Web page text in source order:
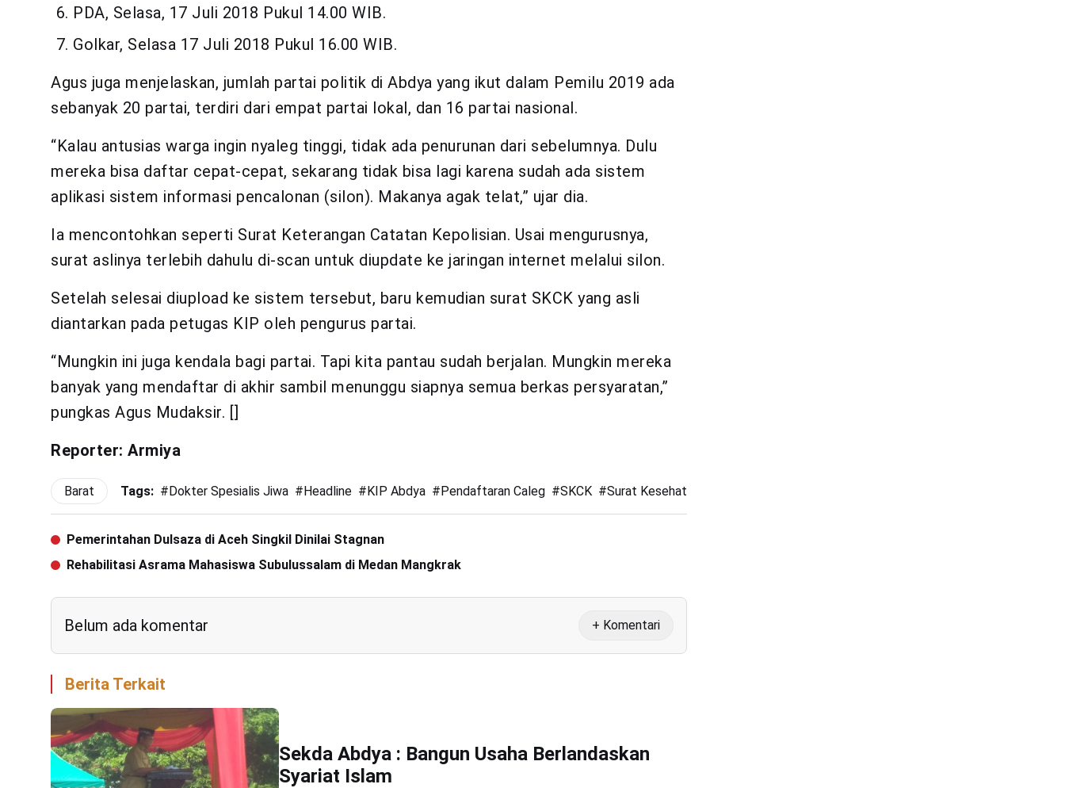
PDA, Selasa, 17 Juli 2018 Pukul 14.00 WIB.
Golkar, Selasa 17 Juli 2018 Pukul 16.00 WIB.
Agus juga menjelaskan, jumlah partai politik di Abdya yang ikut dalam Pemilu 2019 ada
sebanyak 20 partai, terdiri dari empat partai lokal, dan 16 partai nasional.
“Kalau antusias warga ingin nyaleg tinggi, tidak ada penurunan dari sebelumnya. Dulu
mereka bisa daftar cepat-cepat, sekarang tidak bisa lagi karena sudah ada sistem
aplikasi sistem informasi pencalonan (silon). Makanya agak telat,” ujar dia.
Ia mencontohkan seperti Surat Keterangan Catatan Kepolisian. Usai mengurusnya,
surat aslinya terlebih dahulu di-scan untuk diupdate ke jaringan internet melalui silon.
Setelah selesai diupload ke sistem tersebut, baru kemudian surat SKCK yang asli
diantarkan pada petugas KIP oleh pengurus partai.
“Mungkin ini juga kendala bagi partai. Tapi kita pantau sudah berjalan. Mungkin mereka
banyak yang mendaftar di akhir sambil menunggu siapnya semua berkas persyaratan,”
pungkas Agus Mudaksir. []
Reporter: Armiya
Barat Tags: #Dokter Spesialis Jiwa #Headline #KIP Abdya #Pendaftaran Caleg #SKCK #Surat Kesehatan Rohani
Pemerintahan Dulsaza di Aceh Singkil Dinilai Stagnan
Rehabilitasi Asrama Mahasiswa Subulussalam di Medan Mangkrak
Belum ada komentar + Komentari
Berita Terkait
Sekda Abdya : Bangun Usaha Berlandaskan
Syariat Islam